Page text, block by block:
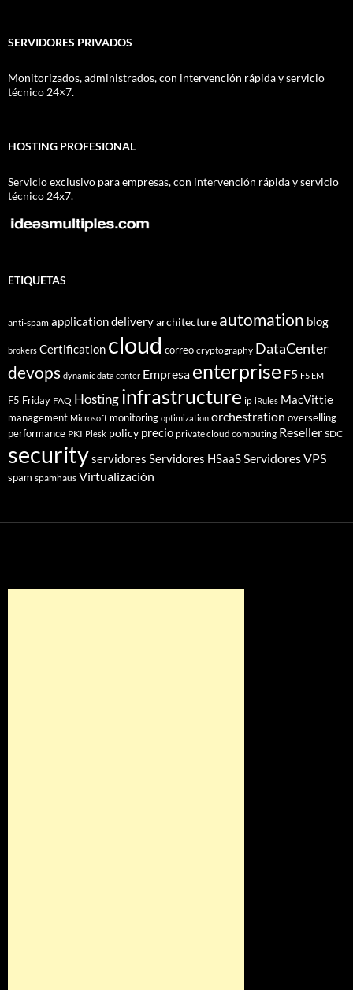
SERVIDORES PRIVADOS
Monitorizados, administrados, con intervención rápida y servicio
técnico 24×7.
HOSTING PROFESIONAL
Servicio exclusivo para empresas, con intervención rápida y servicio
técnico 24x7.
ETIQUETAS
anti-spam application deliveryarchitecture automation blog
brokers Certification cloud correo cryptography DataCenter
devops dynamic data center Empresa enterprise F5 F5 EM
F5 Friday FAQ Hostinginfrastructure ip iRules MacVittie
management Microsoft monitoring optimization orchestration overselling
performance PKI Plesk policy precio private cloud computing Reseller SDC
securityservidores Servidores HSaaSServidores VPS
spam spamhaus Virtualización